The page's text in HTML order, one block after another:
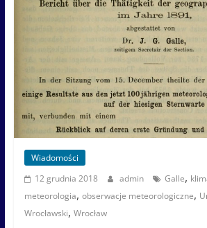
Wiadomości
12 grudnia 2018
admin Galle,
meteorologia, obserwacje meteorologiczne,
Wrocławski, Wrocław